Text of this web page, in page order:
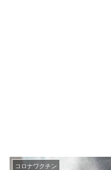
コロナワクチン